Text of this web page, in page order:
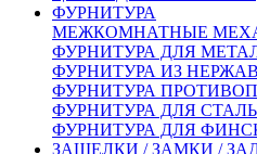
ФУРНИТУРА
МЕЖКОМНАТНЫЕ
ФУРНИТУРА ДЛЯ
ФУРНИТУРА ИЗ
ФУРНИТУРА
ФУРНИТУРА ДЛЯ
ФУРНИТУРА ДЛЯ
ЗАЩЕЛКИ / ЗАМКИ /